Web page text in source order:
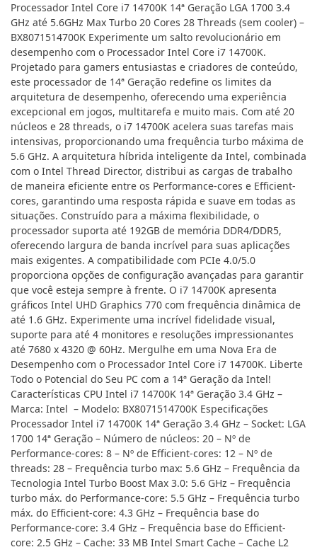
Processador Intel Core i7 14700K 14ª Geração LGA 1700 3.4
GHz até 5.6GHz Max Turbo 20 Cores 28 Threads (sem cooler) –
BX8071514700K Experimente um salto revolucionário em
desempenho com o Processador Intel Core i7 14700K.
Projetado para gamers entusiastas e criadores de conteúdo,
este processador de 14ª Geração redefine os limites da
arquitetura de desempenho, oferecendo uma experiência
excepcional em jogos, multitarefa e muito mais. Com até 20
núcleos e 28 threads, o i7 14700K acelera suas tarefas mais
intensivas, proporcionando uma frequência turbo máxima de
5.6 GHz. A arquitetura híbrida inteligente da Intel, combinada
com o Intel Thread Director, distribui as cargas de trabalho
de maneira eficiente entre os Performance-cores e Efficient-
cores, garantindo uma resposta rápida e suave em todas as
situações. Construído para a máxima flexibilidade, o
processador suporta até 192GB de memória DDR4/DDR5,
oferecendo largura de banda incrível para suas aplicações
mais exigentes. A compatibilidade com PCIe 4.0/5.0
proporciona opções de configuração avançadas para garantir
que você esteja sempre à frente. O i7 14700K apresenta
gráficos Intel UHD Graphics 770 com frequência dinâmica de
até 1.6 GHz. Experimente uma incrível fidelidade visual,
suporte para até 4 monitores e resoluções impressionantes
até 7680 x 4320 @ 60Hz. Mergulhe em uma Nova Era de
Desempenho com o Processador Intel Core i7 14700K. Liberte
Todo o Potencial do Seu PC com a 14ª Geração da Intel!
Características CPU Intel i7 14700K 14ª Geração 3.4 GHz –
Marca: Intel – Modelo: BX8071514700K Especificações
Processador Intel i7 14700K 14ª Geração 3.4 GHz – Socket: LGA
1700 14ª Geração – Número de núcleos: 20 – Nº de
Performance-cores: 8 – Nº de Efficient-cores: 12 – Nº de
threads: 28 – Frequência turbo max: 5.6 GHz – Frequência da
Tecnologia Intel Turbo Boost Max 3.0: 5.6 GHz – Frequência
turbo máx. do Performance-core: 5.5 GHz – Frequência turbo
máx. do Efficient-core: 4.3 GHz – Frequência base do
Performance-core: 3.4 GHz – Frequência base do Efficient-
core: 2.5 GHz – Cache: 33 MB Intel Smart Cache – Cache L2